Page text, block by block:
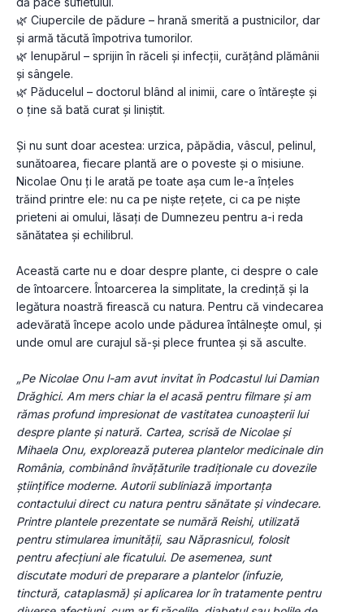
🌿 Ciupercile de pădure – hrană smerită a pustnicilor, dar
și armă tăcută împotriva tumorilor.
🌿 Ienupărul – sprijin în răceli și infecții, curățând plămânii
și sângele.
🌿 Păducelul – doctorul blând al inimii, care o întărește și
o ține să bată curat și liniștit.
Și nu sunt doar acestea: urzica, păpădia, vâscul, pelinul,
sunătoarea, fiecare plantă are o poveste și o misiune.
Nicolae Onu ți le arată pe toate așa cum le-a înțeles
trăind printre ele: nu ca pe niște rețete, ci ca pe niște
prieteni ai omului, lăsați de Dumnezeu pentru a-i reda
sănătatea și echilibrul.
Această carte nu e doar despre plante, ci despre o cale
de întoarcere. Întoarcerea la simplitate, la credință și la
legătura noastră firească cu natura. Pentru că vindecarea
adevărată începe acolo unde pădurea întâlnește omul, și
unde omul are curajul să-și plece fruntea și să asculte.
„Pe Nicolae Onu l-am avut invitat în Podcastul lui Damian
Drăghici. Am mers chiar la el acasă pentru filmare și am
rămas profund impresionat de vastitatea cunoașterii lui
despre plante și natură. Cartea, scrisă de Nicolae și
Mihaela Onu, explorează puterea plantelor medicinale din
România, combinând învățăturile tradiționale cu dovezile
științifice moderne. Autorii subliniază importanța
contactului direct cu natura pentru sănătate și vindecare.
Printre plantele prezentate se numără Reishi, utilizată
pentru stimularea imunității, sau Năprasnicul, folosit
pentru afecțiuni ale ficatului. De asemenea, sunt
discutate moduri de preparare a plantelor (infuzie,
tinctură, cataplasmă) și aplicarea lor în tratamente pentru